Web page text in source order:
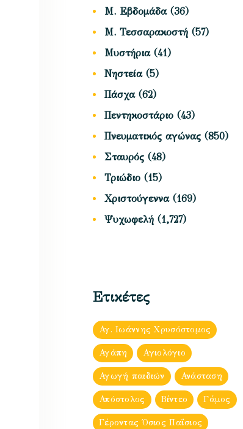
Μ. Εβδομάδα(36)
Μ. Τεσσαρακοστή (57)
Μυστήρια(41)
Νηστεία(5)
Πάσχα(62)
Πεντηκοστάριο (43)
Πνευματικός αγώνας (850)
Σταυρός (48)
Τριώδιο (15)
Χριστούγεννα(169)
Ψυχωφελή (1,727)
Ετικέτες
Αγ. Ιωάννης Χρυσόστομος
Αγάπη Αγιολόγιο
Αγωγή παιδιών Ανάσταση
Απόστολος Βίντεο Γάμος
Γέροντας Όσιος Παΐσιος